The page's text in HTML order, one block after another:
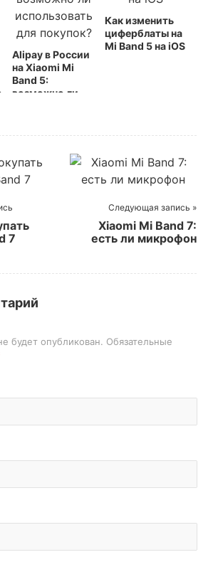
Alipay в России
на Xiaomi Mi
Band 5:
возможно ли
Как изменить
циферблаты на
Mi Band 5 на iOS
7
Следующая запись »
Xiaomi Mi Band 7:
есть ли микрофон
будет опубликован. Обязательные